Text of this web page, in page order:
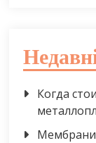
Когда
Мембрани